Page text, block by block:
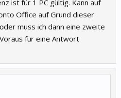
ist für 1 PC gültig. Kann auf
Office auf Grund dieser
muss ich dann eine zweite
für eine Antwort